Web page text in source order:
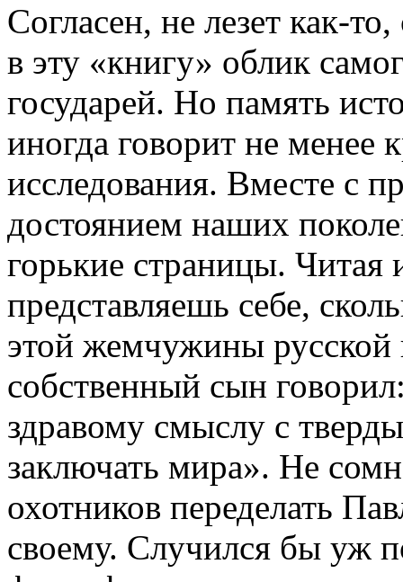
Согласен, не лезет как-
в эту «книгу» облик
государей. Но память
иногда говорит не менее
исследования. Вместе с
достоянием наших
горькие страницы. Читая
представляешь себе,
этой жемчужины русской
собственный сын
здравому смыслу с
заключать мира». Не
охотников переделать
своему. Случился бы уж